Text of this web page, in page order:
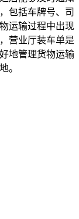
包括车牌号、司
运输过程中出现
营业厅装车单是
地管理货物运输
。